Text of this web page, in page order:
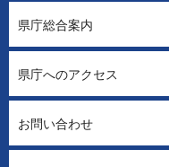
県庁総合案内
県庁へのアクセス
お問い合わせ